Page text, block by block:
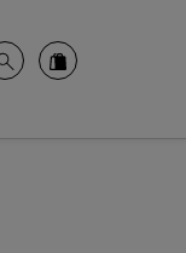
RechercheCommandez